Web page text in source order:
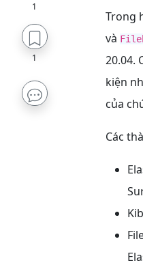
1
1
Trong
và
20.04.
kiện
của
Các